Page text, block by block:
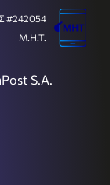
S.A.
#242054
Μ.Η.Τ.